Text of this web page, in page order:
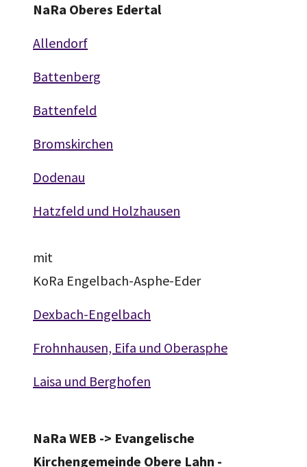
NaRa Oberes Edertal
Allendorf
Battenberg
Battenfeld
Bromskirchen
Dodenau
Hatzfeld und Holzhausen
mit
KoRa Engelbach-Asphe-Eder
Dexbach-Engelbach
Frohnhausen, Eifa und Oberasphe
Laisa und Berghofen
NaRa WEB -> Evangelische
Kirchengemeinde Obere Lahn -